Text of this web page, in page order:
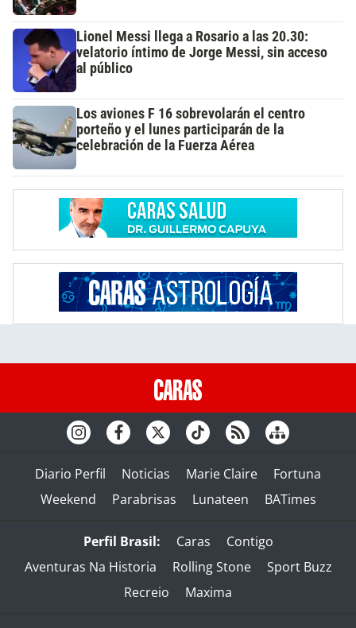
Lionel Messi llega a Rosario a las 20.30:
velatorio íntimo de Jorge Messi, sin acceso
al público
Los aviones F 16 sobrevolarán el centro
porteño y el lunes participarán de la
celebración de la Fuerza Aérea
Diario Perfil Noticias Marie Claire
Fortuna
Weekend
Parabrisas Lunateen BATimes
Perfil Brasil: Caras
Contigo
Aventuras Na Historia
Rolling Stone
Sport Buzz
Recreio
Maxima